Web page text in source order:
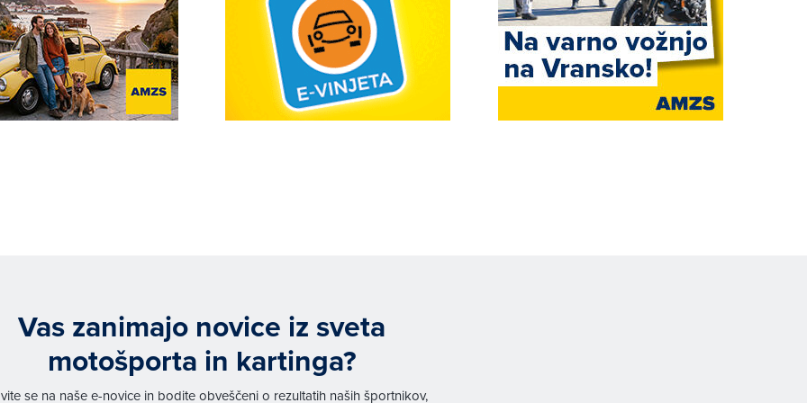
Vas zanimajo novice iz sveta
motošporta in kartinga?
se na naše e-novice in bodite obveščeni o rezultatih naših športnikov,